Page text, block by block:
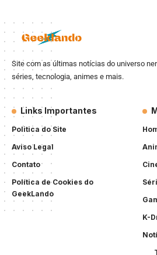
Site com as últimas notícias do universo
séries, tecnologia, animes e mais.
Links Importantes
Politica do Site
Aviso Legal
Contato
Política de Cookies do
GeekLando
K-